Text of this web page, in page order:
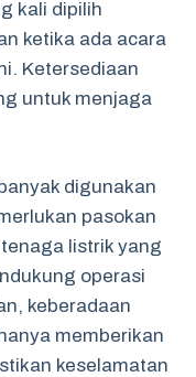
kali dipilih
ketika ada acara
Ketersediaan
untuk menjaga
digunakan
pasokan
listrik yang
operasi
keberadaan
memberikan
keselamatan